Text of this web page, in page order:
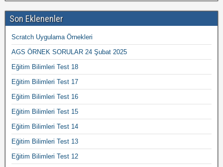
Son Eklenenler
Scratch Uygulama Örnekleri
AGS ÖRNEK SORULAR 24 Şubat 2025
Eğitim Bilimleri Test 18
Eğitim Bilimleri Test 17
Eğitim Bilimleri Test 16
Eğitim Bilimleri Test 15
Eğitim Bilimleri Test 14
Eğitim Bilimleri Test 13
Eğitim Bilimleri Test 12